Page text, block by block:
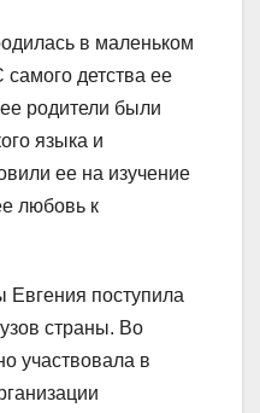
в маленьком
детства ее
ее родители были
языка и
ее на изучение
любовь к
Евгения поступила
страны. Во
участвовала в